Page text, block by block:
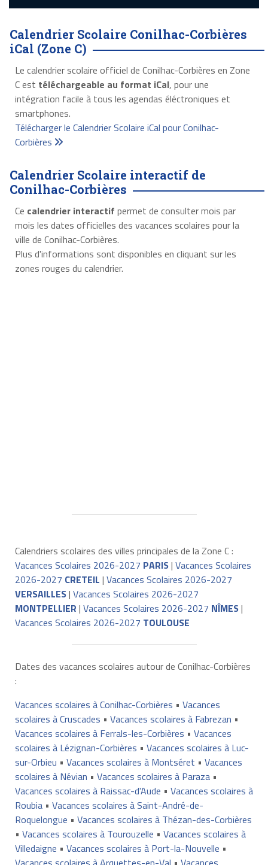
Calendrier Scolaire Conilhac-Corbières
iCal (Zone C)
Le calendrier scolaire officiel de Conilhac-Corbières en Zone
C est téléchargeable au format iCal, pour une
intégration facile à tous les agendas éléctroniques et
smartphones.
Télécharger le Calendrier Scolaire iCal pour Conilhac-
Corbières
Calendrier Scolaire interactif de
Conilhac-Corbières
Ce calendrier interactif permet de consulter mois par
mois les dates officielles des vacances scolaires pour la
ville de Conilhac-Corbières.
Plus d'informations sont disponibles en cliquant sur les
zones rouges du calendrier.
Calendriers scolaires des villes principales de la Zone C :
Vacances Scolaires 2026-2027 PARIS| Vacances Scolaires
2026-2027 CRETEIL | Vacances Scolaires 2026-2027
VERSAILLES| Vacances Scolaires 2026-2027
MONTPELLIER | Vacances Scolaires 2026-2027 NÎMES|
Vacances Scolaires 2026-2027 TOULOUSE
Dates des vacances scolaires autour de Conilhac-Corbières
:
Vacances scolaires à Conilhac-Corbières • Vacances
scolaires à Cruscades • Vacances scolaires à Fabrezan •
Vacances scolaires à Ferrals-les-Corbières • Vacances
scolaires à Lézignan-Corbières • Vacances scolaires à Luc-
sur-Orbieu • Vacances scolaires à Montséret • Vacances
scolaires à Névian • Vacances scolaires à Paraza•
Vacances scolaires à Raissac-d'Aude • Vacances scolaires à
Roubia• Vacances scolaires à Saint-André-de-
Roquelongue • Vacances scolaires à Thézan-des-Corbières
• Vacances scolaires à Tourouzelle • Vacances scolaires à
Villedaigne • Vacances scolaires à Port-la-Nouvelle •